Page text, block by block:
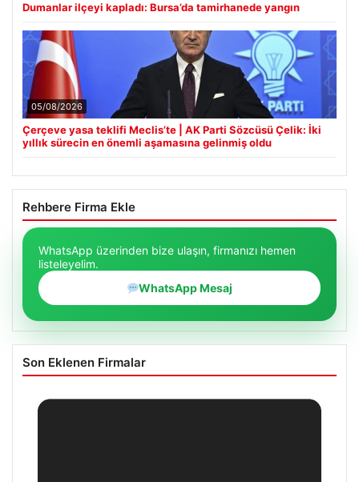
Dumanlar ilçeyi kapladı: Bursa’da tamirhanede yangın
05/08/2026
Çerçeve yasa teklifi Meclis’te | AK Parti Sözcüsü Çelik: İki
yıllık sürecin en önemli aşamasına gelinmiş oldu
Rehbere Firma Ekle
WhatsApp üzerinden bize ulaşın, firmanızı hemen
listeleyelim.
WhatsApp Mesaj
Son Eklenen Firmalar